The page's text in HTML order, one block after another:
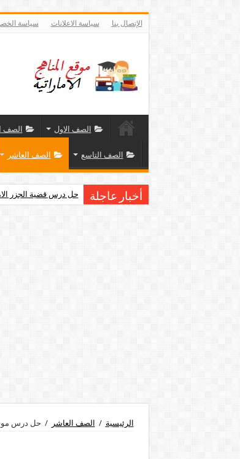
الإتصال بنا سياسة الاعلانات سياسة
الصف الاول الصف
الصف التاسع الصف العاشر
أخبار عاجلة حل درس قضية الجزر
الرئيسية / الصف العاشر / حل درس